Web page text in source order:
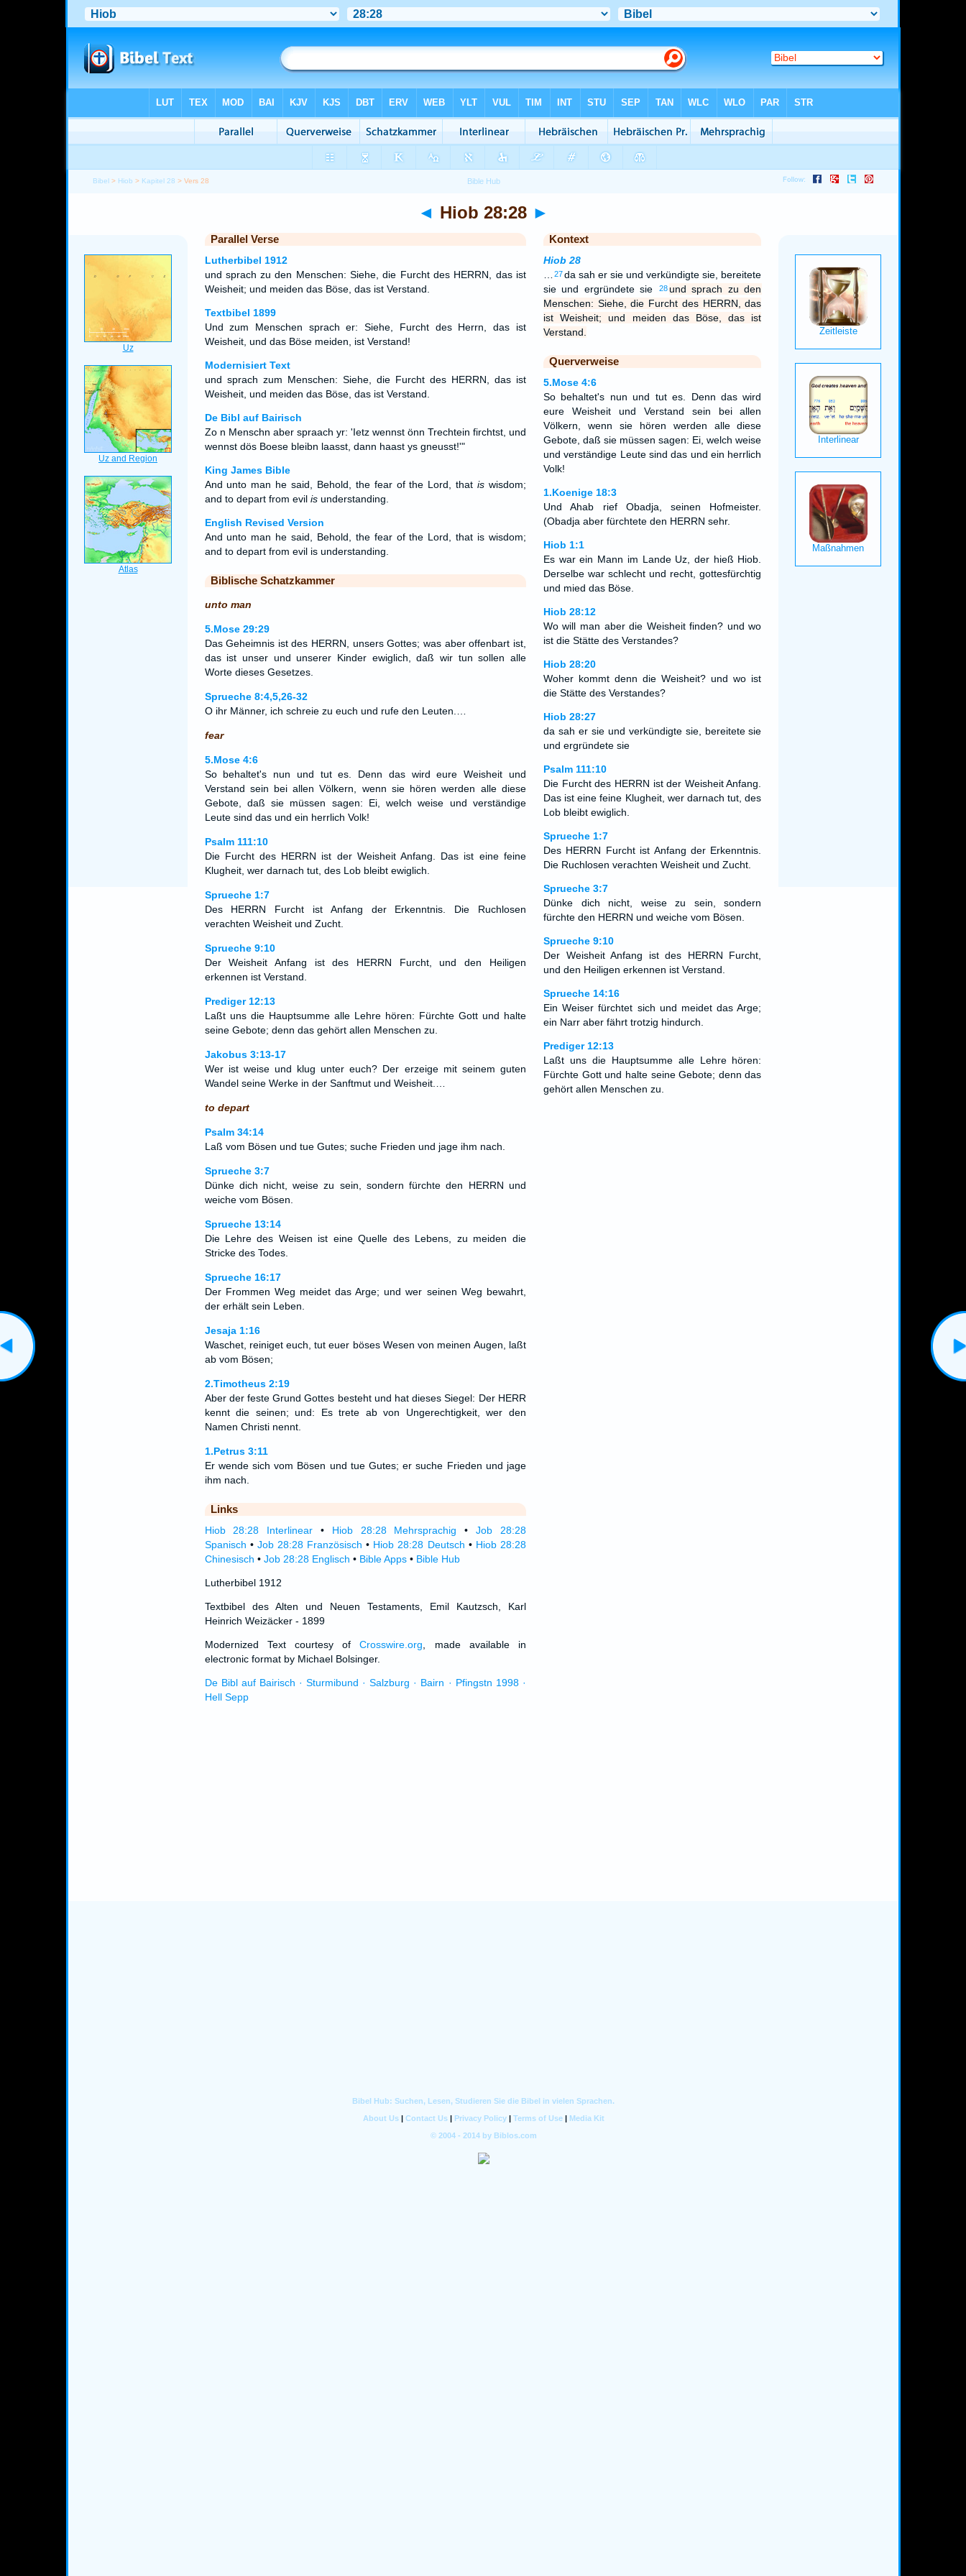
Bibel > Hiob > Kapitel 28 > Vers 28
◄ Hiob 28:28 ►
Parallel Verse
Lutherbibel 1912
und sprach zu den Menschen: Siehe, die Furcht des HERRN, das ist
Weisheit; und meiden das Böse, das ist Verstand.
Textbibel 1899
Und zum Menschen sprach er: Siehe, Furcht des Herrn, das ist
Weisheit, und das Böse meiden, ist Verstand!
Modernisiert Text
und sprach zum Menschen: Siehe, die Furcht des HERRN, das ist
Weisheit, und meiden das Böse, das ist Verstand.
De Bibl auf Bairisch
Zo n Menschn aber spraach yr: 'Ietz wennst önn Trechtein firchtst, und
wennst dös Boese bleibn laasst, dann haast ys gneusst!'"
King James Bible
And unto man he said, Behold, the fear of the Lord, thatis wisdom;
and to depart from evil isunderstanding.
English Revised Version
And unto man he said, Behold, the fear of the Lord, that is wisdom;
and to depart from evil is understanding.
Biblische Schatzkammer
unto man
5.Mose 29:29
Das Geheimnis ist des HERRN, unsers Gottes; was aber offenbart ist,
das ist unser und unserer Kinder ewiglich, daß wir tun sollen alle
Worte dieses Gesetzes.
Sprueche 8:4,5,26-32
O ihr Männer, ich schreie zu euch und rufe den Leuten.…
fear
5.Mose 4:6
So behaltet's nun und tut es. Denn das wird eure Weisheit und
Verstand sein bei allen Völkern, wenn sie hören werden alle diese
Gebote, daß sie müssen sagen: Ei, welch weise und verständige
Leute sind das und ein herrlich Volk!
Psalm 111:10
Die Furcht des HERRN ist der Weisheit Anfang. Das ist eine feine
Klugheit, wer darnach tut, des Lob bleibt ewiglich.
Sprueche 1:7
Des HERRN Furcht ist Anfang der Erkenntnis. Die Ruchlosen
verachten Weisheit und Zucht.
Sprueche 9:10
Der Weisheit Anfang ist des HERRN Furcht, und den Heiligen
erkennen ist Verstand.
Prediger 12:13
Laßt uns die Hauptsumme alle Lehre hören: Fürchte Gott und halte
seine Gebote; denn das gehört allen Menschen zu.
Jakobus 3:13-17
Wer ist weise und klug unter euch? Der erzeige mit seinem guten
Wandel seine Werke in der Sanftmut und Weisheit.…
to depart
Psalm 34:14
Laß vom Bösen und tue Gutes; suche Frieden und jage ihm nach.
Sprueche 3:7
Dünke dich nicht, weise zu sein, sondern fürchte den HERRN und
weiche vom Bösen.
Sprueche 13:14
Die Lehre des Weisen ist eine Quelle des Lebens, zu meiden die
Stricke des Todes.
Sprueche 16:17
Der Frommen Weg meidet das Arge; und wer seinen Weg bewahrt,
der erhält sein Leben.
Jesaja 1:16
Waschet, reiniget euch, tut euer böses Wesen von meinen Augen, laßt
ab vom Bösen;
2.Timotheus 2:19
Aber der feste Grund Gottes besteht und hat dieses Siegel: Der HERR
kennt die seinen; und: Es trete ab von Ungerechtigkeit, wer den
Namen Christi nennt.
1.Petrus 3:11
Er wende sich vom Bösen und tue Gutes; er suche Frieden und jage
ihm nach.
Links
Hiob 28:28 Interlinear • Hiob 28:28 Mehrsprachig •Job 28:28
Spanisch • Job 28:28 Französisch • Hiob 28:28 Deutsch • Hiob 28:28
Chinesisch • Job 28:28 Englisch • Bible Apps• Bible Hub
Lutherbibel 1912
Textbibel des Alten und Neuen Testaments, Emil Kautzsch, Karl
Heinrich Weizäcker - 1899
Modernized Text courtesy ofCrosswire.org , made available in
electronic format by Michael Bolsinger.
De Bibl auf Bairisch · Sturmibund · Salzburg · Bairn · Pfingstn 1998 ·
Hell Sepp
Kontext
Hiob 28
27da sah er sie und verkündigte sie, bereitete
sie und ergründete sie
28und sprach zu den
Menschen: Siehe, die Furcht des HERRN, das
ist Weisheit; und meiden das Böse, das ist
Verstand.
Querverweise
5.Mose 4:6
So behaltet's nun und tut es. Denn das wird
eure Weisheit und Verstand sein bei allen
Völkern, wenn sie hören werden alle diese
Gebote, daß sie müssen sagen: Ei, welch weise
und verständige Leute sind das und ein herrlich
Volk!
1.Koenige 18:3
Und Ahab rief Obadja, seinen Hofmeister.
(Obadja aber fürchtete den HERRN sehr.
Hiob 1:1
Es war ein Mann im Lande Uz, der hieß Hiob.
Derselbe war schlecht und recht, gottesfürchtig
und mied das Böse.
Hiob 28:12
Wo will man aber die Weisheit finden? und wo
ist die Stätte des Verstandes?
Hiob 28:20
Woher kommt denn die Weisheit? und wo ist
die Stätte des Verstandes?
Hiob 28:27
da sah er sie und verkündigte sie, bereitete sie
und ergründete sie
Psalm 111:10
Die Furcht des HERRN ist der Weisheit Anfang.
Das ist eine feine Klugheit, wer darnach tut, des
Lob bleibt ewiglich.
Sprueche 1:7
Des HERRN Furcht ist Anfang der Erkenntnis.
Die Ruchlosen verachten Weisheit und Zucht.
Sprueche 3:7
Dünke dich nicht, weise zu sein, sondern
fürchte den HERRN und weiche vom Bösen.
Sprueche 9:10
Der Weisheit Anfang ist des HERRN Furcht,
und den Heiligen erkennen ist Verstand.
Sprueche 14:16
Ein Weiser fürchtet sich und meidet das Arge;
ein Narr aber fährt trotzig hindurch.
Prediger 12:13
Laßt uns die Hauptsumme alle Lehre hören:
Fürchte Gott und halte seine Gebote; denn das
gehört allen Menschen zu.